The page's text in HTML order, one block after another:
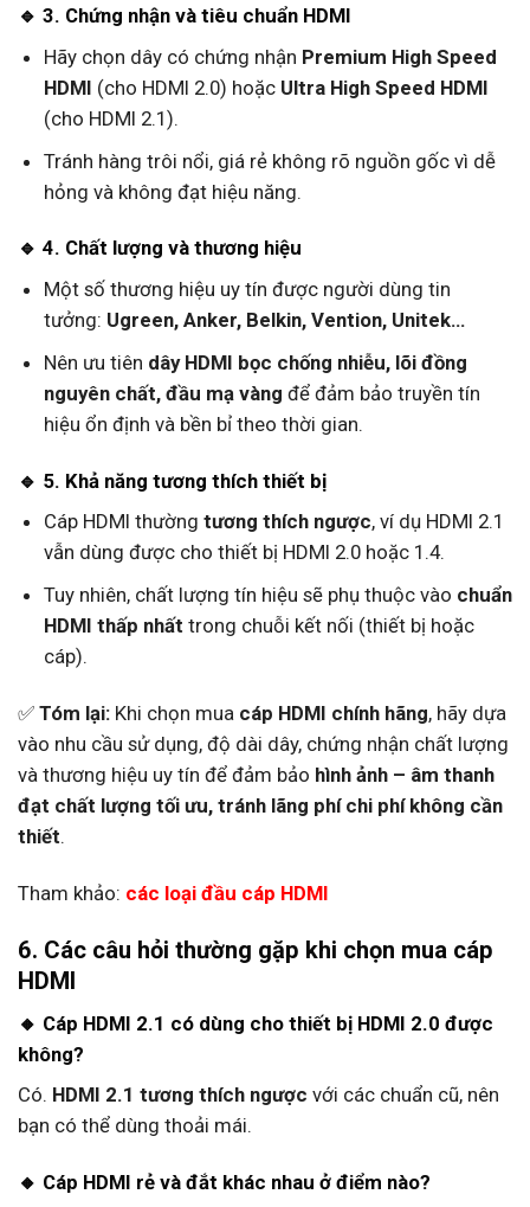
🔹 3. Chứng nhận và tiêu chuẩn HDMI
Hãy chọn dây có chứng nhận Premium High Speed
HDMI (cho HDMI 2.0) hoặc Ultra High Speed HDMI
(cho HDMI 2.1).
Tránh hàng trôi nổi, giá rẻ không rõ nguồn gốc vì dễ
hỏng và không đạt hiệu năng.
🔹 4. Chất lượng và thương hiệu
Một số thương hiệu uy tín được người dùng tin
tưởng: Ugreen, Anker, Belkin, Vention, Unitek…
Nên ưu tiên dây HDMI bọc chống nhiễu, lõi đồng
nguyên chất, đầu mạ vàng để đảm bảo truyền tín
hiệu ổn định và bền bỉ theo thời gian.
🔹 5. Khả năng tương thích thiết bị
Cáp HDMI thường tương thích ngược, ví dụ HDMI 2.1
vẫn dùng được cho thiết bị HDMI 2.0 hoặc 1.4.
Tuy nhiên, chất lượng tín hiệu sẽ phụ thuộc vào chuẩn
HDMI thấp nhất trong chuỗi kết nối (thiết bị hoặc
cáp).
✅ Tóm lại: Khi chọn mua cáp HDMI chính hãng, hãy dựa
vào nhu cầu sử dụng, độ dài dây, chứng nhận chất lượng
và thương hiệu uy tín để đảm bảo hình ảnh – âm thanh
đạt chất lượng tối ưu, tránh lãng phí chi phí không cần
thiết.
Tham khảo: các loại đầu cáp HDMI
6. Các câu hỏi thường gặp khi chọn mua cáp
HDMI
🔸 Cáp HDMI 2.1 có dùng cho thiết bị HDMI 2.0 được
không?
Có. HDMI 2.1 tương thích ngược với các chuẩn cũ, nên
bạn có thể dùng thoải mái.
🔸 Cáp HDMI rẻ và đắt khác nhau ở điểm nào?